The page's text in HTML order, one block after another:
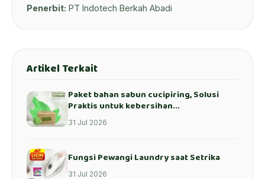
Penerbit: PT Indotech Berkah Abadi
Artikel Terkait
Paket bahan sabun cucipiring, Solusi
Praktis untuk kebersihan...
31 Jul 2026
Fungsi Pewangi Laundry saat Setrika
31 Jul 2026